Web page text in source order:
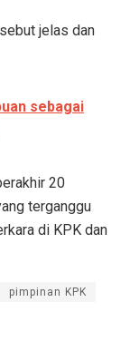
jelas dan
sebagai
20
terganggu
di KPK dan
pimpinan KPK